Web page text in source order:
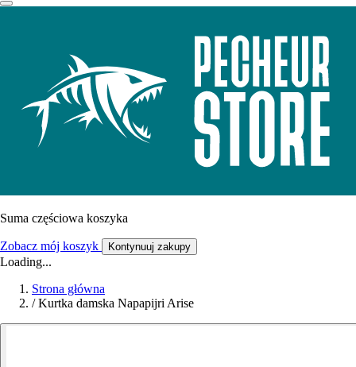
Suma częściowa koszyka
Zobacz mój koszyk Kontynuuj zakupy
Loading...
Strona główna
/ Kurtka damska Napapijri Arise